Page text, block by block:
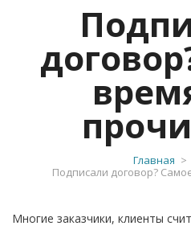
Главная
Подписали договор?
Многие заказчики, клиенты